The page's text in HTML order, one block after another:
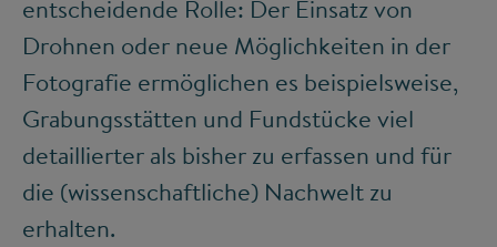
entscheidende Rolle: Der Einsatz von
Drohnen oder neue Möglichkeiten in der
Fotografie ermöglichen es beispielsweise,
Grabungsstätten und Fundstücke viel
detaillierter als bisher zu erfassen und für
die (wissenschaftliche) Nachwelt zu
erhalten.